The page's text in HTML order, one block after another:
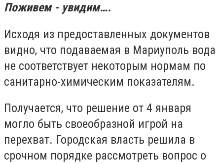
Поживем - увидим….
Исходя из предоставленных документов
видно, что подаваемая в Мариуполь вода
не соответствует некоторым нормам по
санитарно-химическим показателям.
Получается, что решение от 4 января
могло быть своеобразной игрой на
перехват. Городская власть решила в
срочном порядке рассмотреть вопрос о